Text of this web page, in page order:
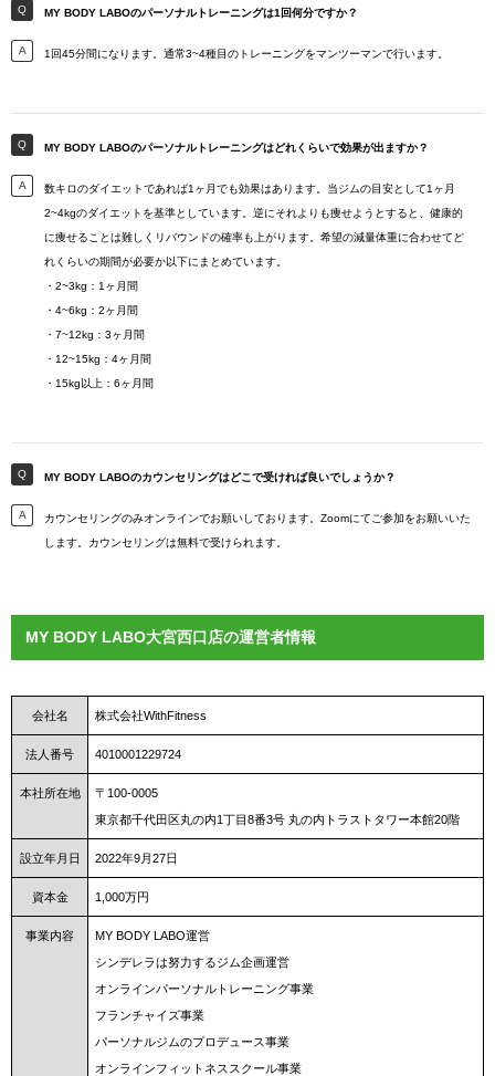
MY BODY LABOのパーソナルトレーニングは1回何分ですか？
1回45分間になります。通常3~4種目のトレーニングをマンツーマンで行います。
MY BODY LABOのパーソナルトレーニングはどれくらいで効果が出ますか？
数キロのダイエットであれば1ヶ月でも効果はあります。当ジムの目安として1ヶ月
2~4kgのダイエットを基準としています。逆にそれよりも痩せようとすると、健康的
に痩せることは難しくリバウンドの確率も上がります。希望の減量体重に合わせてど
れくらいの期間が必要か以下にまとめています。
・2~3kg：1ヶ月間
・4~6kg：2ヶ月間
・7~12kg：3ヶ月間
・12~15kg：4ヶ月間
・15kg以上：6ヶ月間
MY BODY LABOのカウンセリングはどこで受ければ良いでしょうか？
カウンセリングのみオンラインでお願いしております。Zoomにてご参加をお願いいた
します。カウンセリングは無料で受けられます。
MY BODY LABO大宮西口店の運営者情報
会社名 株式会社WithFitness
法人番号 4010001229724
本社所在地
〒100-0005
東京都千代田区丸の内1丁目8番3号 丸の内トラストタワー本館20階
設立年月日 2022年9月27日
資本金 1,000万円
事業内容
MY BODY LABO運営
シンデレラは努力するジム企画運営
オンラインパーソナルトレーニング事業
フランチャイズ事業
パーソナルジムのプロデュース事業
オンラインフィットネススクール事業